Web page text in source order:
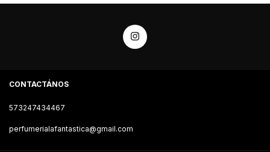
CONTACTÁNOS
573247434467
perfumerialafantastica@gmail.com